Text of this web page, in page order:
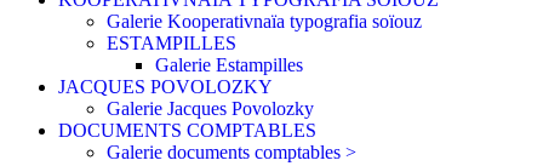
Galerie Kooperativnaïa typografia soïouz
ESTAMPILLES
Galerie Estampilles
JACQUES POVOLOZKY
Galerie Jacques Povolozky
DOCUMENTS COMPTABLES
Galerie documents comptables >